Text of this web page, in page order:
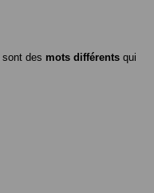
sont des mots différents qui